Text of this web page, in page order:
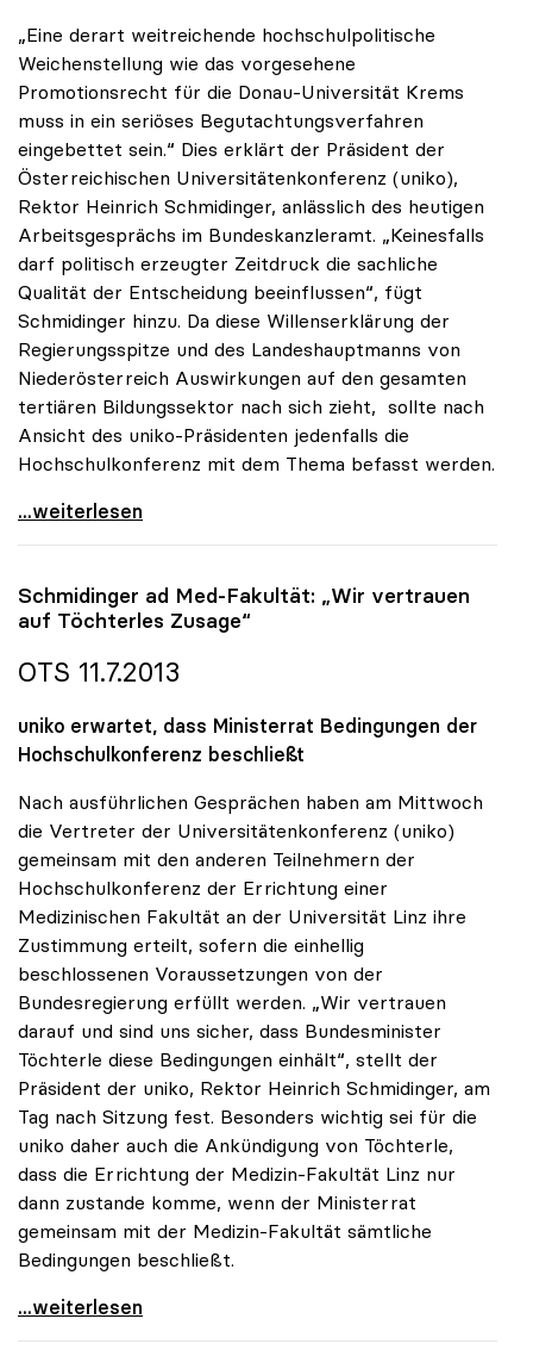
„Eine derart weitreichende hochschulpolitische
Weichenstellung wie das vorgesehene
Promotionsrecht für die Donau-Universität Krems
muss in ein seriöses Begutachtungsverfahren
eingebettet sein.“ Dies erklärt der Präsident der
Österreichischen Universitätenkonferenz (uniko),
Rektor Heinrich Schmidinger, anlässlich des heutigen
Arbeitsgesprächs im Bundeskanzleramt. „Keinesfalls
darf politisch erzeugter Zeitdruck die sachliche
Qualität der Entscheidung beeinflussen“, fügt
Schmidinger hinzu. Da diese Willenserklärung der
Regierungsspitze und des Landeshauptmanns von
Niederösterreich Auswirkungen auf den gesamten
tertiären Bildungssektor nach sich zieht, sollte nach
Ansicht des uniko-Präsidenten jedenfalls die
Hochschulkonferenz mit dem Thema befasst werden.
uniko zu Promotionsrecht: „Seriöses
...weiterlesen
Schmidinger ad Med-Fakultät: „Wir vertrauen
auf Töchterles Zusage“
OTS 11.7.2013
uniko erwartet, dass Ministerrat Bedingungen der
Hochschulkonferenz beschließt
Nach ausführlichen Gesprächen haben am Mittwoch
die Vertreter der Universitätenkonferenz (uniko)
gemeinsam mit den anderen Teilnehmern der
Hochschulkonferenz der Errichtung einer
Medizinischen Fakultät an der Universität Linz ihre
Zustimmung erteilt, sofern die einhellig
beschlossenen Voraussetzungen von der
Bundesregierung erfüllt werden. „Wir vertrauen
darauf und sind uns sicher, dass Bundesminister
Töchterle diese Bedingungen einhält“, stellt der
Präsident der uniko, Rektor Heinrich Schmidinger, am
Tag nach Sitzung fest. Besonders wichtig sei für die
uniko daher auch die Ankündigung von Töchterle,
dass die Errichtung der Medizin-Fakultät Linz nur
dann zustande komme, wenn der Ministerrat
gemeinsam mit der Medizin-Fakultät sämtliche
Bedingungen beschließt.
Schmidinger ad Med-Fakultät: „Wir vertrauen auf
...weiterlesen